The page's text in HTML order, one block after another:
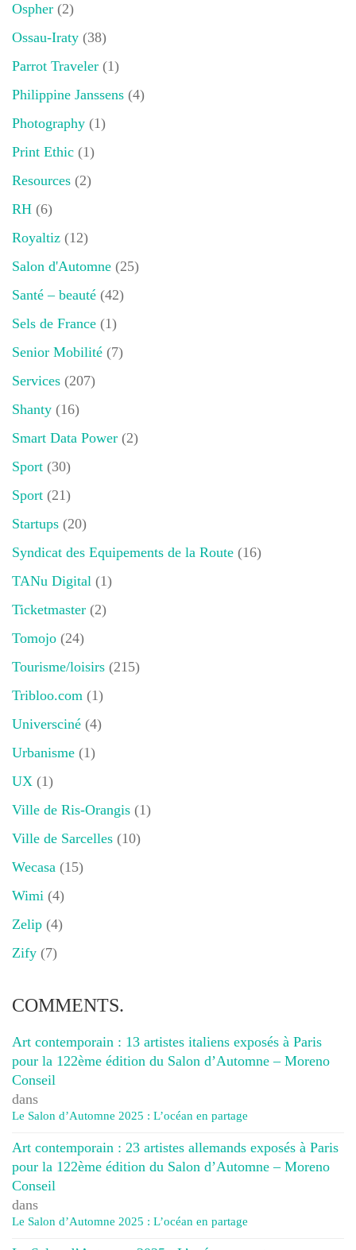
Ospher (2)
Ossau-Iraty (38)
Parrot Traveler (1)
Philippine Janssens (4)
Photography (1)
Print Ethic (1)
Resources (2)
RH (6)
Royaltiz (12)
Salon d'Automne (25)
Santé – beauté (42)
Sels de France (1)
Senior Mobilité (7)
Services (207)
Shanty (16)
Smart Data Power (2)
Sport (30)
Sport (21)
Startups (20)
Syndicat des Equipements de la Route (16)
TANu Digital (1)
Ticketmaster (2)
Tomojo (24)
Tourisme/loisirs (215)
Tribloo.com (1)
Universciné (4)
Urbanisme (1)
UX (1)
Ville de Ris-Orangis (1)
Ville de Sarcelles (10)
Wecasa (15)
Wimi (4)
Zelip (4)
Zify (7)
COMMENTS.
Art contemporain : 13 artistes italiens exposés à Paris
pour la 122ème édition du Salon d’Automne – Moreno
Conseil
dans
Le Salon d’Automne 2025 : L’océan en partage
Art contemporain : 23 artistes allemands exposés à Paris
pour la 122ème édition du Salon d’Automne – Moreno
Conseil
dans
Le Salon d’Automne 2025 : L’océan en partage